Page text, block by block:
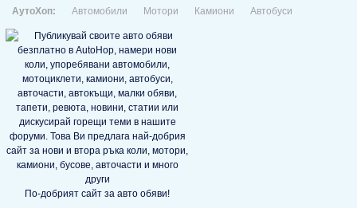
АутоХоп: Автомобили Мотори Камиони Автобуси
По-добрият сайт за авто обяви!